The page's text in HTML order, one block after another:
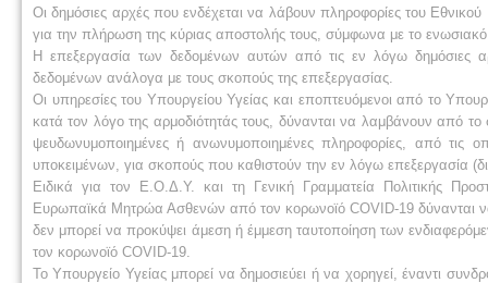
Οι δημόσιες αρχές που ενδέχεται να λάβουν πληροφορίες του
για την πλήρωση της κύριας αποστολής τους, σύμφωνα με το ενωσιακό
Η επεξεργασία των δεδομένων αυτών από τις εν λόγω δημόσιες
δεδομένων ανάλογα με τους σκοπούς της επεξεργασίας.
Οι υπηρεσίες του Υπουργείου Υγείας και εποπτευόμενοι από το
κατά τον λόγο της αρμοδιότητάς τους, δύνανται να λαμβάνουν από
ψευδωνυμοποιημένες ή ανωνυμοποιημένες πληροφορίες, από τις
υποκειμένων, για σκοπούς που καθιστούν την εν λόγω επεξεργασία
Ειδικά για τον Ε.Ο.Δ.Υ. και τη Γενική Γραμματεία Πολιτικής
Ευρωπαϊκά Μητρώα Ασθενών από τον κορωνοϊό COVID-19 δύνανται
δεν μπορεί να προκύψει άμεση ή έμμεση ταυτοποίηση των
τον κορωνοϊό COVID-19.
Το Υπουργείο Υγείας μπορεί να δημοσιεύει ή να χορηγεί, έναντι